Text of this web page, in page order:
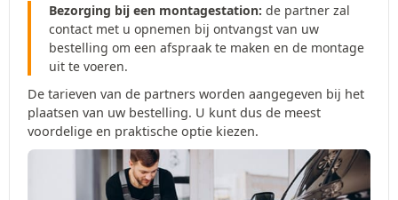
Bezorging bij een montagestation: de partner zal
contact met u opnemen bij ontvangst van uw
bestelling om een afspraak te maken en de montage
uit te voeren.
De tarieven van de partners worden aangegeven bij het
plaatsen van uw bestelling. U kunt dus de meest
voordelige en praktische optie kiezen.